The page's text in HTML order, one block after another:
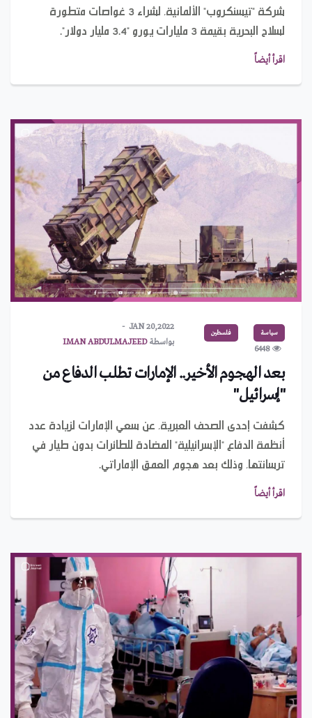
شركة "تيسنكروب" الألمانية، لشراء 3 غواصات متطورة
لسلاح البحرية بقيمة 3 مليارات يورو "3.4 مليار دولار".
اقرأ أيضاً
سياسة فلسطين
6448
JAN 20,2022
بواسطةIMAN ABDULMAJEED
بعد الهجوم الأخير.. الإمارات تطلب الدفاع من
"إسرائيل"
كشفت إحدى الصحف العبرية، عن سعي الإمارات لزيادة عدد
أنظمة الدفاع "الإسرائيلية" المضادة للطائرات بدون طيار في
ترسانتها، وذلك بعد هجوم العمق الإماراتي.
اقرأ أيضاً